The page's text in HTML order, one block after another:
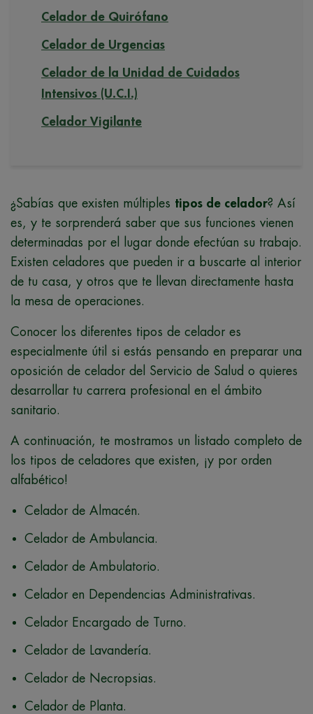
Celador de Quirófano
Celador de Urgencias
Celador de la Unidad de Cuidados
Intensivos (U.C.I.)
Celador Vigilante
¿Sabías que existen múltiples tipos de celador? Así
es, y te sorprenderá saber que sus funciones vienen
determinadas por el lugar donde efectúan su trabajo.
Existen celadores que pueden ir a buscarte al interior
de tu casa, y otros que te llevan directamente hasta
la mesa de operaciones.
Conocer los diferentes tipos de celador es
especialmente útil si estás pensando en preparar una
oposición de celador del Servicio de Salud o quieres
desarrollar tu carrera profesional en el ámbito
sanitario.
A continuación, te mostramos un listado completo de
los tipos de celadores que existen, ¡y por orden
alfabético!
Celador de Almacén.
Celador de Ambulancia.
Celador de Ambulatorio.
Celador en Dependencias Administrativas.
Celador Encargado de Turno.
Celador de Lavandería.
Celador de Necropsias.
Celador de Planta.